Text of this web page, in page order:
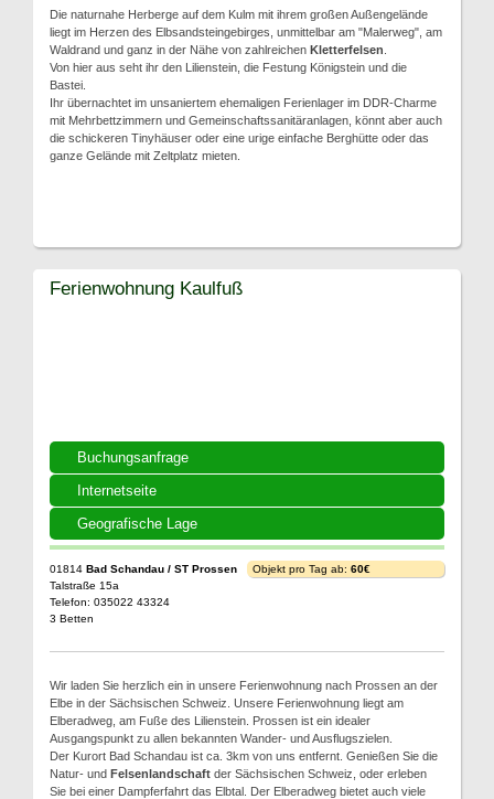
Die naturnahe Herberge auf dem Kulm mit ihrem großen Außengelände
liegt im Herzen des Elbsandsteingebirges, unmittelbar am "Malerweg", am
Waldrand und ganz in der Nähe von zahlreichen Kletterfelsen
Von hier aus seht ihr den Lilienstein, die Festung Königstein und die
Bastei.
Ihr übernachtet im unsaniertem ehemaligen Ferienlager im DDR-Charme
mit Mehrbettzimmern und Gemeinschaftssanitäranlagen, könnt aber auch
die schickeren Tinyhäuser oder eine urige einfache Berghütte oder das
ganze Gelände mit Zeltplatz mieten.
Buchungsanfrage
Internetseite
Geografische Lage
Ferienwohnung Kaulfuß
01814 Bad Schandau / ST Prossen
Talstraße 15a
Telefon: 035022 43324
3 Betten
Objekt pro Tag ab: 60€
Wir laden Sie herzlich ein in unsere Ferienwohnung nach Prossen an der
Elbe in der Sächsischen Schweiz. Unsere Ferienwohnung liegt am
Elberadweg, am Fuße des Lilienstein. Prossen ist ein idealer
Ausgangspunkt zu allen bekannten Wander- und Ausflugszielen.
Der Kurort Bad Schandau ist ca. 3km von uns entfernt. Genießen Sie die
Natur- und Felsenlandschaft der Sächsischen Schweiz, oder erleben
Sie bei einer Dampferfahrt das Elbtal. Der Elberadweg bietet auch viele